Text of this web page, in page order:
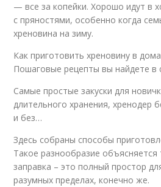
— все за копейки. Хорошо идут в
с пряностями, особенно когда
хреновина на зиму.
Как приготовить хреновину в
Пошаговые рецепты вы найдете в
Самые простые закуски для
длительного хранения, хренодер
и без…
Здесь собраны способы
Такое разнообразие
заправка – это полный простор
разумных пределах, конечно же.